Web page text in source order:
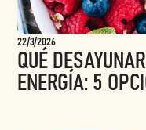
22/3/2026
QUÉ
ENERGÍA: 5